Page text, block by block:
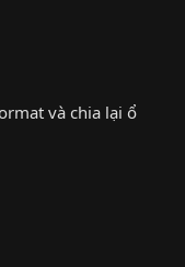
và chia lại ổ